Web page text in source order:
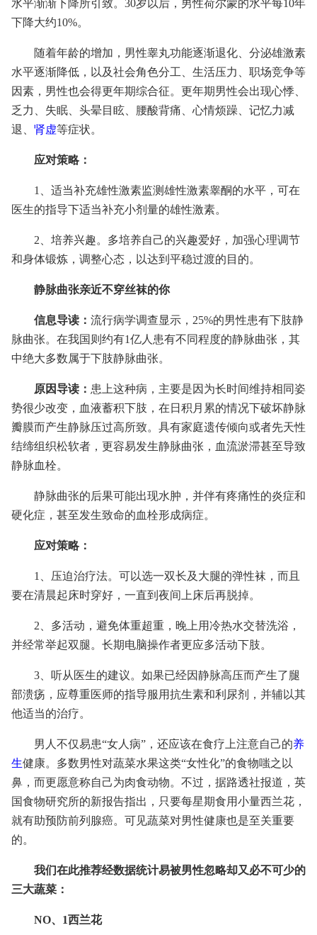
水平渐渐下降所引致。30岁以后，男性荷尔蒙的水平每10年
下降大约10%。
随着年龄的增加，男性睾丸功能逐渐退化、分泌雄激素
水平逐渐降低，以及社会角色分工、生活压力、职场竞争等
因素，男性也会得更年期综合征。更年期男性会出现心悸、
乏力、失眠、头晕目眩、腰酸背痛、心情烦躁、记忆力减
退、 肾虚等症状。
应对策略：
1、适当补充雄性激素监测雄性激素睾酮的水平，可在
医生的指导下适当补充小剂量的雄性激素。
2、培养兴趣。多培养自己的兴趣爱好，加强心理调节
和身体锻炼，调整心态，以达到平稳过渡的目的。
静脉曲张亲近不穿丝袜的你
信息导读： 流行病学调查显示，25%的男性患有下肢静
脉曲张。在我国则约有1亿人患有不同程度的静脉曲张，其
中绝大多数属于下肢静脉曲张。
原因导读： 患上这种病，主要是因为长时间维持相同姿
势很少改变，血液蓄积下肢，在日积月累的情况下破坏静脉
瓣膜而产生静脉压过高所致。具有家庭遗传倾向或者先天性
结缔组织松软者，更容易发生静脉曲张，血流淤滞甚至导致
静脉血栓。
静脉曲张的后果可能出现水肿，并伴有疼痛性的炎症和
硬化症，甚至发生致命的血栓形成病症。
应对策略：
1、压迫治疗法。可以选一双长及大腿的弹性袜，而且
要在清晨起床时穿好，一直到夜间上床后再脱掉。
2、多活动，避免体重超重，晚上用冷热水交替洗浴，
并经常举起双腿。长期电脑操作者更应多活动下肢。
3、听从医生的建议。如果已经因静脉高压而产生了腿
部溃疡，应尊重医师的指导服用抗生素和利尿剂，并辅以其
他适当的治疗。
男人不仅易患“女人病”，还应该在食疗上注意自己的养
生健康。多数男性对蔬菜水果这类“女性化”的食物嗤之以
鼻，而更愿意称自己为肉食动物。不过，据路透社报道，英
国食物研究所的新报告指出，只要每星期食用小量西兰花，
就有助预防前列腺癌。可见蔬菜对男性健康也是至关重要
的。
我们在此推荐经数据统计易被男性忽略却又必不可少的
三大蔬菜：
NO、1西兰花